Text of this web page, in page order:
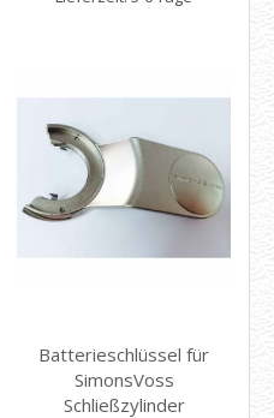
Batterieschlüssel für
SimonsVoss
Schließzylinder